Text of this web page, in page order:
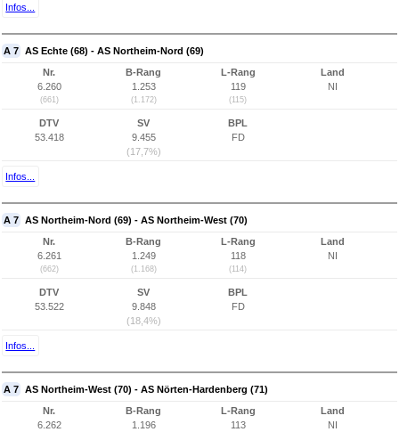
Infos...
A 7 AS Echte (68) - AS Northeim-Nord (69)
Nr.
6.260
(661)
B-Rang
1.253
(1.172)
L-Rang
119
(115)
Land
NI
DTV
53.418
SV
9.455
(17,7%)
BPL
FD
Infos...
A 7 AS Northeim-Nord (69) - AS Northeim-West (70)
Nr.
6.261
(662)
B-Rang
1.249
(1.168)
L-Rang
118
(114)
Land
NI
DTV
53.522
SV
9.848
(18,4%)
BPL
FD
Infos...
A 7 AS Northeim-West (70) - AS Nörten-Hardenberg (71)
Nr.
6.262
B-Rang
1.196
L-Rang
113
Land
NI